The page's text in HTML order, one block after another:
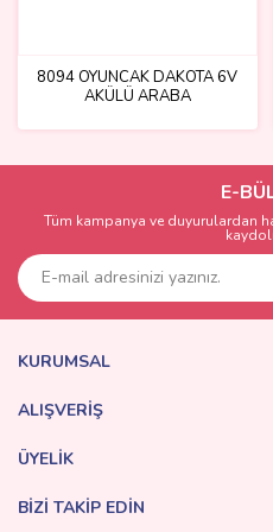
8094 OYUNCAK DAKOTA 6V
AKÜLÜ ARABA
E-
Tüm kampanya ve duyurulardan
KURUMSAL
ALIŞVERİŞ
ÜYELİK
BİZİ TAKİP EDİN